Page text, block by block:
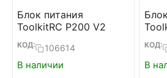
Блок питания
ToolkitRC P200 V2
КОД: 106614
В наличии
КОД:
В